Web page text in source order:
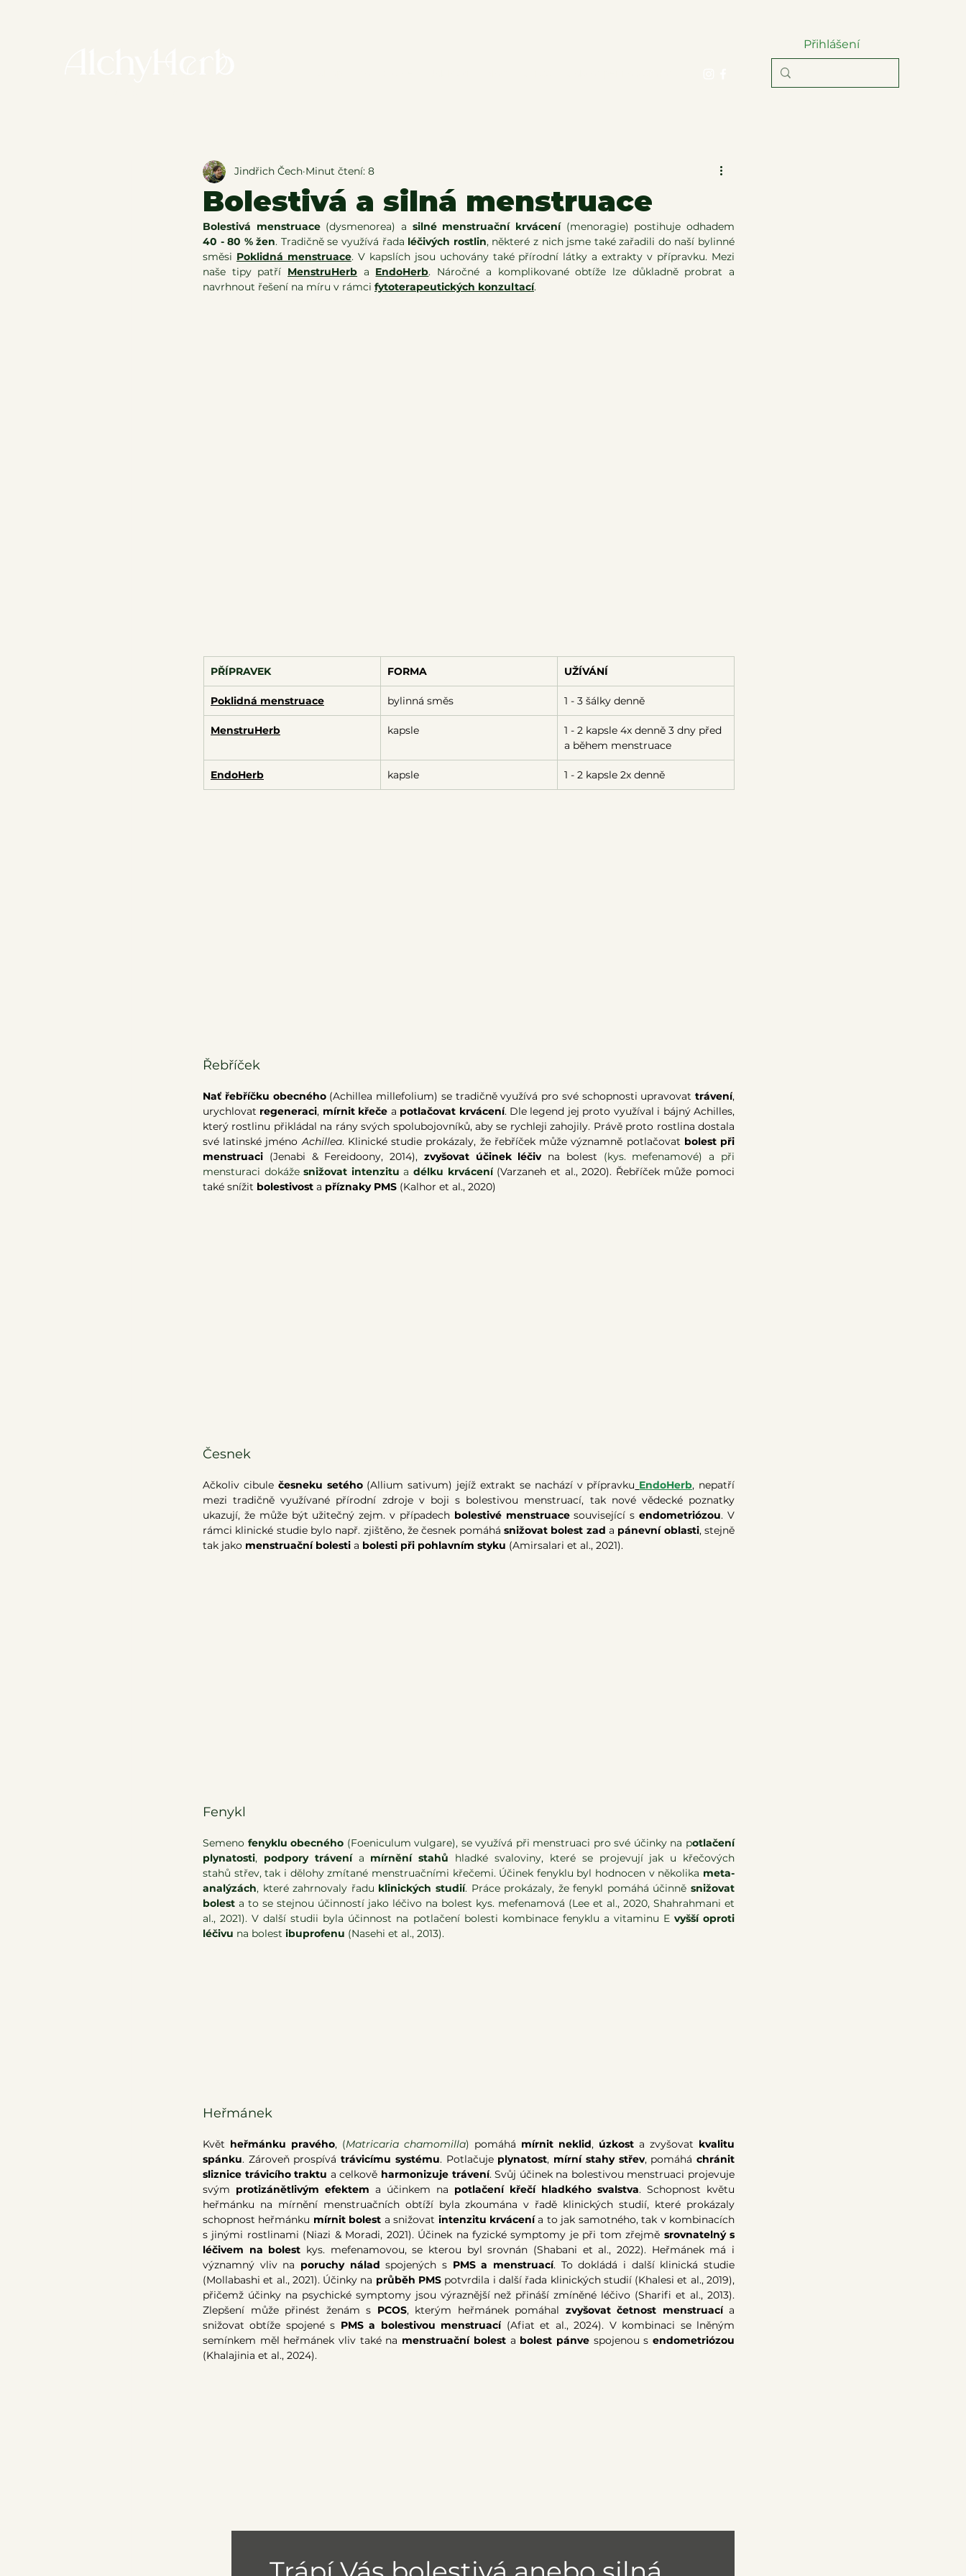
Přihlášení
Bolestivá a silná menstruace
Jindřich Čech Minut čtení: 8
Bolestivá menstruace (dysmenorea) a silné menstruační krvácení
40 - 80 % žen. Tradičně se využívá řada léčivých rostlin, některé z nich jsme také zařadili do naší bylinné
směsi Poklidná menstruace. V kapslích jsou uchovány také přírodní látky a extrakty v přípravku. Mezi
naše tipy patří MenstruHerb a EndoHerb. Náročné a komplikované obtíže lze důkladně probrat a
navrhnout řešení na míru v rámci fytoterapeutických konzultací.
PŘÍPRAVEK FORMA UŽÍVÁNÍ
Poklidná menstruace bylinná směs 1 - 3 šálky denně
MenstruHerb kapsle
1 - 2 kapsle 4x denně 3 dny před
a během menstruace
EndoHerb kapsle 1 - 2 kapsle 2x denně
Řebříček
Nať řebříčku obecného (Achillea millefolium) se tradičně využívá pro své schopnosti upravovat trávení,
urychlovat regeneraci, mírnit křeče a potlačovat krvácení. Dle legend jej proto využíval i bájný Achilles,
který rostlinu přikládal na rány svých spolubojovníků, aby se rychleji zahojily. Právě proto rostlina dostala
své latinské jméno Achillea. Klinické studie prokázaly, že řebříček může významně potlačovat bolest při
menstruaci (Jenabi & Fereidoony, 2014), zvyšovat účinek léčiv na bolest (kys. mefenamové) a při
mensturaci dokáže snižovat intenzitu a délku krvácení (Varzaneh et al., 2020). Řebříček může pomoci
také snížit bolestivost a příznaky PMS (Kalhor et al., 2020)
Česnek
Ačkoliv cibule česneku setého (Allium sativum) jejíž extrakt se nachází v přípravku EndoHerb, nepatří
mezi tradičně využívané přírodní zdroje v boji s bolestivou menstruací, tak nové vědecké poznatky
ukazují, že může být užitečný zejm. v případech bolestivé menstruace související s endometriózou. V
rámci klinické studie bylo např. zjištěno, že česnek pomáhá snižovat bolest zad a pánevní oblasti, stejně
tak jako menstruační bolesti a bolesti při pohlavním styku (Amirsalari et al., 2021).
Fenykl
Semeno fenyklu obecného (Foeniculum vulgare), se využívá při menstruaci pro své účinky na potlačení
plynatosti, podpory trávení a mírnění stahů hladké svaloviny, které se projevují jak u křečových
stahů střev, tak i dělohy zmítané menstruačními křečemi. Účinek fenyklu byl hodnocen v několika meta-
analýzách, které zahrnovaly řadu klinických studií. Práce prokázaly, že fenykl pomáhá účinně snižovat
bolest a to se stejnou účinností jako léčivo na bolest kys. mefenamová (Lee et al., 2020, Shahrahmani et
al., 2021). V další studii byla účinnost na potlačení bolesti kombinace fenyklu a vitaminu E vyšší oproti
léčivu na bolest ibuprofenu (Nasehi et al., 2013).
Heřmánek
Květ heřmánku pravého, (Matricaria chamomilla) pomáhá mírnit neklid, úzkost a zvyšovat kvalitu
spánku. Zároveň prospívá trávicímu systému. Potlačuje plynatost, mírní stahy střev, pomáhá chránit
sliznice trávicího traktu a celkově harmonizuje trávení. Svůj účinek na bolestivou menstruaci projevuje
svým protizánětlivým efektem a účinkem na potlačení křečí hladkého svalstva. Schopnost květu
heřmánku na mírnění menstruačních obtíží byla zkoumána v řadě klinických studií, které prokázaly
schopnost heřmánku mírnit bolest a snižovat intenzitu krvácení a to jak samotného, tak v kombinacích
s jinými rostlinami (Niazi & Moradi, 2021). Účinek na fyzické symptomy je při tom zřejmě srovnatelný s
léčivem na bolest kys. mefenamovou, se kterou byl srovnán (Shabani et al., 2022). Heřmánek má i
významný vliv na poruchy nálad spojených s PMS a menstruací. To dokládá i další klinická studie
(Mollabashi et al., 2021). Účinky na průběh PMS potvrdila i další řada klinických studií (Khalesi et al., 2019),
přičemž účinky na psychické symptomy jsou výraznější než přináší zmíněné léčivo (Sharifi et al., 2013).
Zlepšení může přinést ženám s PCOS, kterým heřmánek pomáhal zvyšovat četnost menstruací a
snižovat obtíže spojené s PMS a bolestivou menstruací (Afiat et al., 2024). V kombinaci se lněným
semínkem měl heřmánek vliv také na menstruační bolest a bolest pánve spojenou s
(Khalajinia et al., 2024).